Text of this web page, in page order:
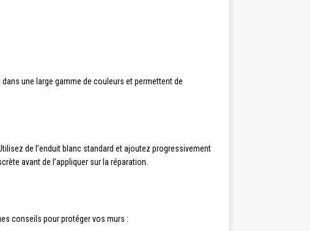
une large gamme de couleurs et permettent de
de l’enduit blanc standard et ajoutez progressivement
avant de l’appliquer sur la réparation.
conseils pour protéger vos murs :